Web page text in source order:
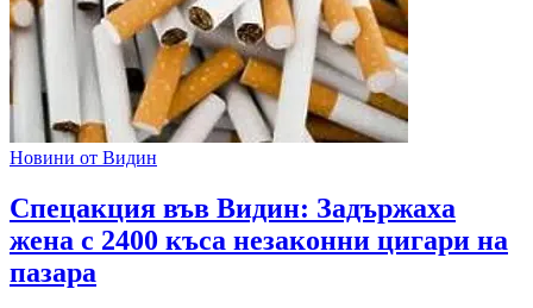
Новини от Видин
Спецакция във Видин: Задържаха
жена с 2400 къса незаконни цигари на
пазара